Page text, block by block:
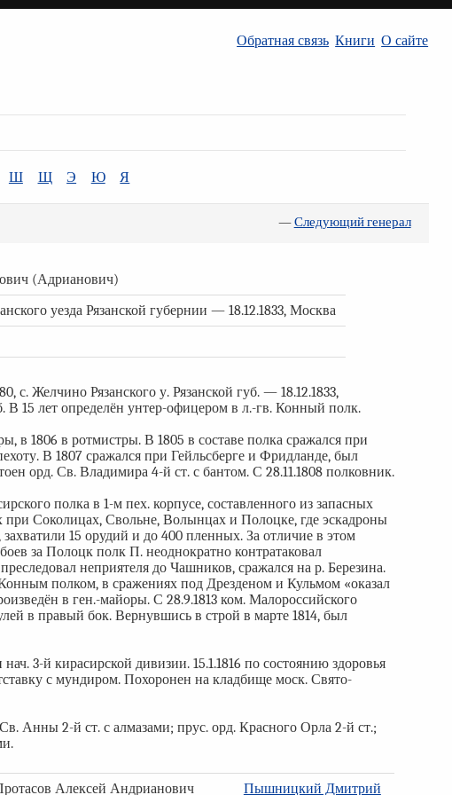
Обратная связь Книги О сайте
Ш Щ Э Ю Я
—Следующий генерал
(Адрианович)
уезда Рязанской губернии — 18.12.1833, Москва
Желчино Рязанского у. Рязанской губ. — 18.12.1833,
В 15 лет определён унтер-офицером в л.-гв. Конный полк.
в 1806 в ротмистры. В 1805 в составе полка сражался при
В 1807 сражался при Гейльсберге и Фридланде, был
орд. Св. Владимира 4-й ст. с бантом. С 28.11.1808 полковник.
полка в 1-м пех. корпусе, составленного из запасных
при Соколицах, Свольне, Волынцах и Полоцке, где эскадроны
15 орудий и до 400 пленных. За отличие в этом
за Полоцк полк П. неоднократно контратаковал
неприятеля до Чашников, сражался на р. Березина.
полком, в сражениях под Дрезденом и Кульмом «оказал
в ген.-майоры. С 28.9.1813 ком. Малороссийского
в правый бок. Вернувшись в строй в марте 1814, был
3-й кирасирской дивизии. 15.1.1816 по состоянию здоровья
с мундиром. Похоронен на кладбище моск. Свято-
Анны 2-й ст. с алмазами; прус. орд. Красного Орла 2-й ст.;
Алексей Андрианович Пышницкий Дмитрий